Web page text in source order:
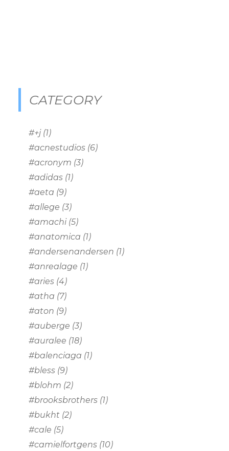
CATEGORY
#+j (1)
#acnestudios (6)
#acronym (3)
#adidas (1)
#aeta (9)
#allege (3)
#amachi (5)
#anatomica (1)
#andersenandersen (1)
#anrealage (1)
#aries (4)
#atha (7)
#aton (9)
#auberge (3)
#auralee (18)
#balenciaga (1)
#bless (9)
#blohm (2)
#brooksbrothers (1)
#bukht (2)
#cale (5)
#camielfortgens (10)